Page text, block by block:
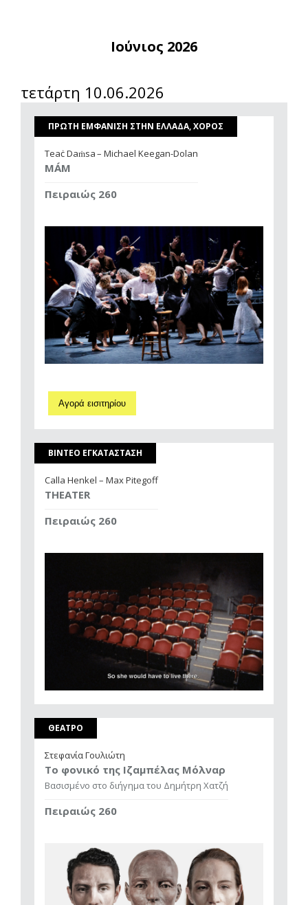
Ιούνιος 2026
τετάρτη 10.06.2026
ΠΡΩΤΗ ΕΜΦΑΝΙΣΗ ΣΤΗΝ ΕΛΛΑΔΑ, ΧΟΡΟΣ
Teaċ Daṁsa – Michael Keegan-Dolan
MÁM
Πειραιώς 260
Αγορά εισιτηρίου
ΒΙΝΤΕΟ ΕΓΚΑΤΑΣΤΑΣΗ
Calla Henkel – Max Pitegoff
THEATER
Πειραιώς 260
ΘΕΑΤΡΟ
Στεφανία Γουλιώτη
Το φονικό της Ιζαμπέλας Μόλναρ
Βασισμένο στο διήγημα του Δημήτρη Χατζή
Πειραιώς 260